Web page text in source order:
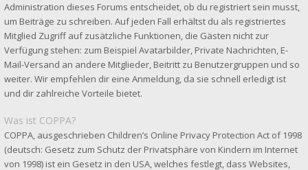
Administration dieses Forums entscheidet, ob du registriert sein musst,
um Beiträge zu schreiben. Auf jeden Fall erhältst du als registriertes
Mitglied Zugriff auf zusätzliche Funktionen, die Gästen nicht zur
Verfügung stehen: zum Beispiel Avatarbilder, Private Nachrichten, E-
Mail-Versand an andere Mitglieder, Beitritt zu Benutzergruppen und so
weiter. Wir empfehlen dir eine Anmeldung, da sie schnell erledigt ist
und dir zahlreiche Vorteile bietet.
Was ist COPPA?
COPPA, ausgeschrieben Children’s Online Privacy Protection Act of 1998
(deutsch: Gesetz zum Schutz der Privatsphäre von Kindern im Internet
von 1998) ist ein Gesetz in den USA, welches festlegt, dass Websites,